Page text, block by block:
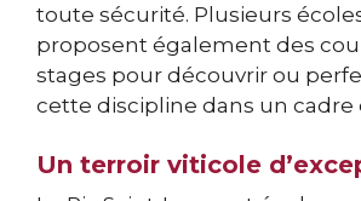
toute sécurité. Plusieurs
proposent également des
stages pour découvrir ou
cette discipline dans un cadre
Un terroir viticole